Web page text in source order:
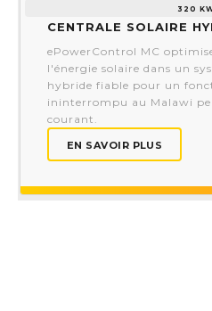
320
Centrale solaire
ePowerControl MC
l'énergie solaire dans un
hybride fiable pour un
ininterrompu au Malawi
courant.
EN SAVOIR PLUS